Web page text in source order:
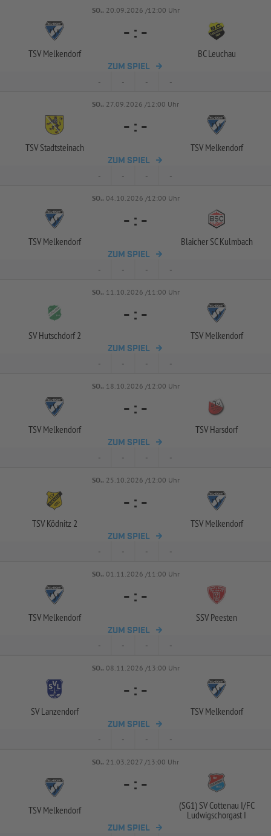
SO.. 20.09.2026 /12:00 Uhr
TSV Melkendorf
- : -
BC Leuchau
ZUM SPIEL
- - - -
SO.. 27.09.2026 /12:00 Uhr
TSV Stadtsteinach
- : -
TSV Melkendorf
ZUM SPIEL
- - - -
SO.. 04.10.2026 /12:00 Uhr
TSV Melkendorf
- : -
Blaicher SC Kulmbach
ZUM SPIEL
- - - -
SO.. 11.10.2026 /11:00 Uhr
SV Hutschdorf 2
- : -
TSV Melkendorf
ZUM SPIEL
- - - -
SO.. 18.10.2026 /12:00 Uhr
TSV Melkendorf
- : -
TSV Harsdorf
ZUM SPIEL
- - - -
SO.. 25.10.2026 /12:00 Uhr
TSV Ködnitz 2
- : -
TSV Melkendorf
ZUM SPIEL
- - - -
SO.. 01.11.2026 /11:00 Uhr
TSV Melkendorf
- : -
SSV Peesten
ZUM SPIEL
- - - -
SO.. 08.11.2026 /13:00 Uhr
SV Lanzendorf
- : -
TSV Melkendorf
ZUM SPIEL
- - - -
SO.. 21.03.2027 /13:00 Uhr
TSV Melkendorf
- : -
(SG1) SV Cottenau I/FC
Ludwigschorgast I
ZUM SPIEL